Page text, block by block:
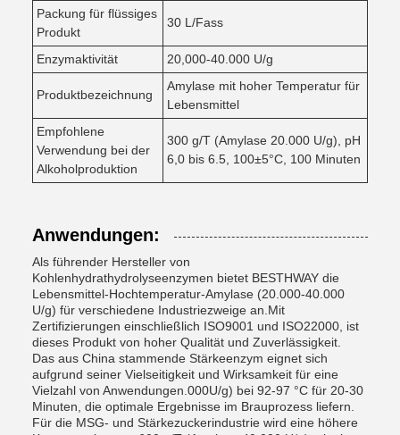
Packung für flüssiges
Produkt
30 L/Fass
Enzymaktivität 20,000-40.000 U/g
Produktbezeichnung
Amylase mit hoher Temperatur für
Lebensmittel
Empfohlene
Verwendung bei der
Alkoholproduktion
300 g/T (Amylase 20.000 U/g), pH
6,0 bis 6.5, 100±5°C, 100 Minuten
Anwendungen:
Als führender Hersteller von
Kohlenhydrathydrolyseenzymen bietet BESTHWAY die
Lebensmittel-Hochtemperatur-Amylase (20.000-40.000
U/g) für verschiedene Industriezweige an.Mit
Zertifizierungen einschließlich ISO9001 und ISO22000, ist
dieses Produkt von hoher Qualität und Zuverlässigkeit.
Das aus China stammende Stärkeenzym eignet sich
aufgrund seiner Vielseitigkeit und Wirksamkeit für eine
Vielzahl von Anwendungen.000U/g) bei 92-97 °C für 20-30
Minuten, die optimale Ergebnisse im Brauprozess liefern.
Für die MSG- und Stärkezuckerindustrie wird eine höhere